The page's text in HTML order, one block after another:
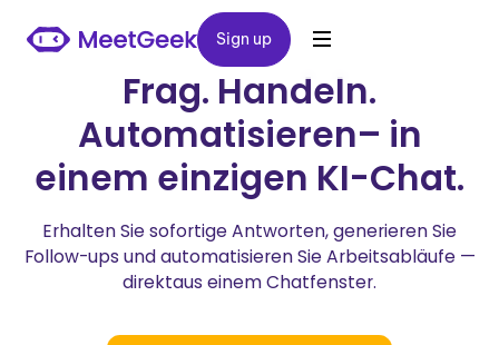
Sign up
Sign up
Frag. Handeln.
Automatisieren– in
einem einzigen KI-Chat.
Erhalten Sie sofortige Antworten, generieren Sie
Follow-ups und automatisieren Sie Arbeitsabläufe —
direktaus einem Chatfenster.